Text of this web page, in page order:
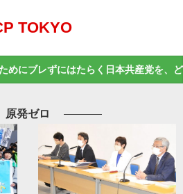
TOKYO
めにブレずにはたらく日本共産党を、
原発ゼロ